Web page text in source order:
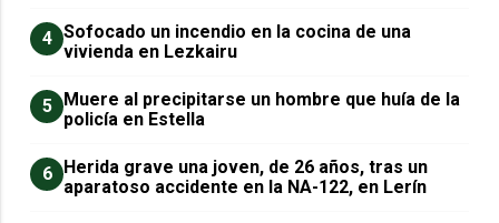
4 Sofocado un incendio en la cocina de una
vivienda en Lezkairu
5
Muere al precipitarse un hombre que huía de la
policía en Estella
6
Herida grave una joven, de 26 años, tras un
aparatoso accidente en la NA-122, en Lerín